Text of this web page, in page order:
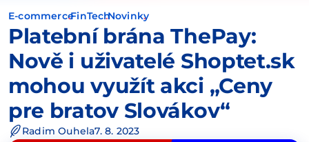
E-commerceFinTechNovinky
Platební brána ThePay:
Nově i uživatelé Shoptet.sk
mohou využít akci „Ceny
pre bratov Slovákov“
Radim Ouhela7. 8. 2023